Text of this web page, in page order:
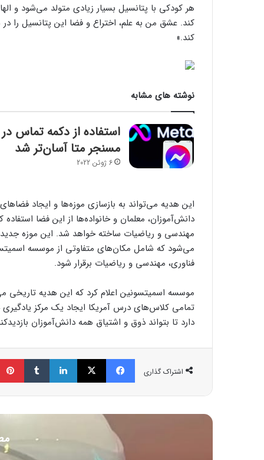
هر کودکی با پتانسیل بسیار زیادی متولد می‌شود و
کند. عشق من به علم، اختراع و فضا این پتانسیل را
کند.»
نوشته های مشابه
استفاده از دکمه تماس در
مسنجر متا آسان‌تر شد
6 ژوئن 2022
این هدیه می‌تواند به بازسازی موزه‌ها و ایجاد
دانش‌آموزان، معلمان و خانواده‌ها از این فضا
مهندسی و ریاضیات ساخته خواهد شد. این موزه جدید
می‌شود که شامل مکان‌های متفاوتی از موسسه
فناوری، مهندسی و ریاضیات برقرار شود.
موسسه اسمیتسونین اعلام کرد که این هدیه
تمامی کلاس‌های درس آمریکا ایجاد یک مرکز
دارد تا بتواند ذوق و اشتیاق همه دانش‌آموزان
اشتراک گذاری
فیسبوک ایکس لینکداین تامبلر